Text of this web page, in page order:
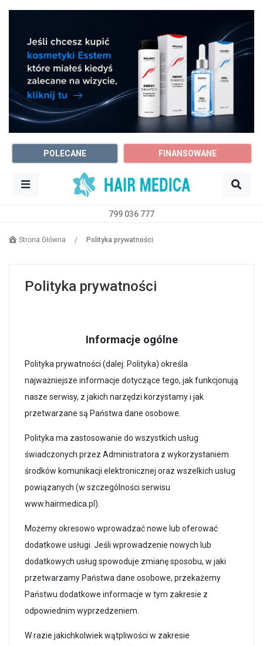
POLECANE FINANSOWANE
799 036 777
Strona Główna / Polityka prywatności
Polityka prywatności
Informacje ogólne
Polityka prywatności (dalej: Polityka) określa
najważniejsze informacje dotyczące tego, jak funkcjonują
nasze serwisy, z jakich narzędzi korzystamy i jak
przetwarzane są Państwa dane osobowe.
Polityka ma zastosowanie do wszystkich usług
świadczonych przez Administratora z wykorzystaniem
środków komunikacji elektronicznej oraz wszelkich usług
powiązanych (w szczególności serwisu
www.hairmedica.pl).
Możemy okresowo wprowadzać nowe lub oferować
dodatkowe usługi. Jeśli wprowadzenie nowych lub
dodatkowych usług spowoduje zmianę sposobu, w jaki
przetwarzamy Państwa dane osobowe, przekażemy
Państwu dodatkowe informacje w tym zakresie z
odpowiednim wyprzedzeniem.
W razie jakichkolwiek wątpliwości w zakresie